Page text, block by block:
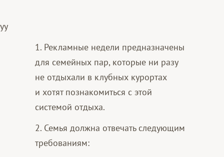
Благотворительность
yy
1. Рекламные недели предназначены
для семейных пар, которые ни разу
не отдыхали в клубных курортах
и хотят познакомиться с этой
системой отдыха.
2. Семья должна отвечать следующим
требованиям: